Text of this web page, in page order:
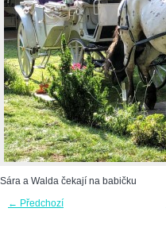
Sára a Walda čekají na babičku
← Předchozí